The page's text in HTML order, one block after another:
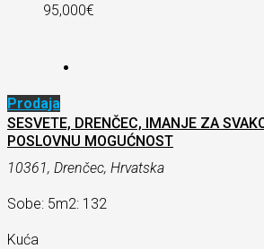
95,000€
Prodaja
SESVETE, DRENČEC, IMANJE ZA
POSLOVNU MOGUĆNOST
10361, Drenčec, Hrvatska
Sobe: 5m2: 132
Kuća